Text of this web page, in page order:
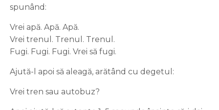
spunând:
Vrei apă. Apă. Apă.
Vrei trenul. Trenul. Trenul.
Fugi. Fugi. Fugi. Vrei să fugi.
Ajută-l apoi să aleagă, arătând cu degetul:
Vrei tren sau autobuz?